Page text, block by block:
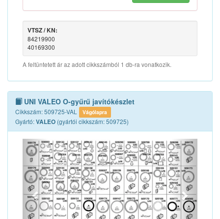
VTSZ / KN:
84219900
40169300
A feltüntetett ár az adott cikkszámból 1 db-ra vonatkozik.
UNI VALEO O-gyűrű javítókészlet
Cikkszám: 509725-VAL Vágólapra
Gyártó:VALEO (gyártói cikkszám: 509725)